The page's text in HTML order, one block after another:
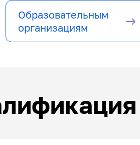
Образовательным
организациям